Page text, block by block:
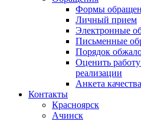
Формы
Личный прием
Электронные
Письменные
Порядок
Оценить
реализации
Анкета
Контакты
Красноярск
Ачинск